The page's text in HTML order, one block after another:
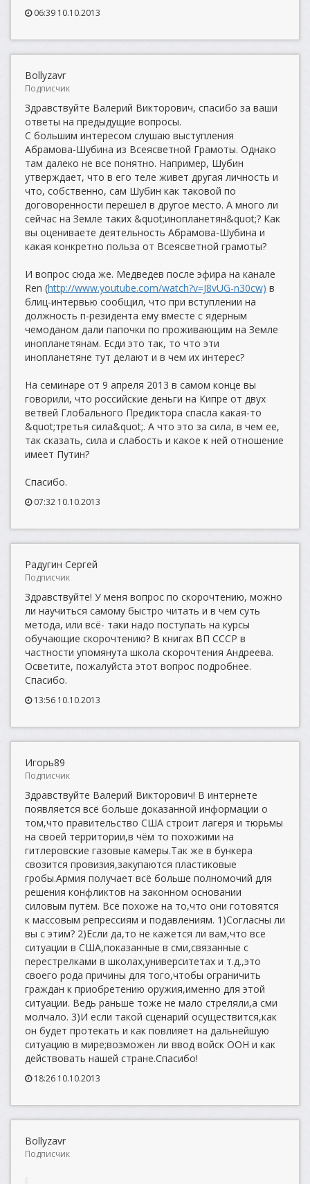
06:39 10.10.2013
Bollyzavr
Подписчик
Здравствуйте Валерий Викторович, спасибо за ваши
ответы на предыдущие вопросы.
С большим интересом слушаю выступления
Абрамова-Шубина из Всеясветной Грамоты. Однако
там далеко не все понятно. Например, Шубин
утверждает, что в его теле живет другая личность и
что, собственно, сам Шубин как таковой по
договоренности перешел в другое место. А много ли
сейчас на Земле таких &quot;инопланетян&quot;? Как
вы оцениваете деятельность Абрамова-Шубина и
какая конкретно польза от Всеясветной грамоты?
И вопрос сюда же. Медведев после эфира на канале
Ren (http://www.youtube.com/watch?v=J8vUG-n30cw) в
блиц-интервью сообщил, что при вступлении на
должность п-резидента ему вместе с ядерным
чемоданом дали папочки по проживающим на Земле
инопланетянам. Есди это так, то что эти
инопланетяне тут делают и в чем их интерес?
На семинаре от 9 апреля 2013 в самом конце вы
говорили, что российские деньги на Кипре от двух
ветвей Глобального Предиктора спасла какая-то
&quot;третья сила&quot;. А что это за сила, в чем ее,
так сказать, сила и слабость и какое к ней отношение
имеет Путин?
Спасибо.
07:32 10.10.2013
Радугин Сергей
Подписчик
Здравствуйте! У меня вопрос по скорочтению, можно
ли научиться самому быстро читать и в чем суть
метода, или всё- таки надо поступать на курсы
обучающие скорочтению? В книгах ВП СССР в
частности упомянута школа скорочтения Андреева.
Осветите, пожалуйста этот вопрос подробнее.
Спасибо.
13:56 10.10.2013
Игорь89
Подписчик
Здравствуйте Валерий Викторович! В интернете
появляется всё больше доказанной информации о
том,что правительство США строит лагеря и тюрьмы
на своей территории,в чём то похожими на
гитлеровские газовые камеры.Так же в бункера
свозится провизия,закупаются пластиковые
гробы.Армия получает всё больше полномочий для
решения конфликтов на законном основании
силовым путём. Всё похоже на то,что они готовятся
к массовым репрессиям и подавлениям. 1)Согласны ли
вы с этим? 2)Если да,то не кажется ли вам,что все
ситуации в США,показанные в сми,связанные с
перестрелками в школах,университетах и т.д.,это
своего рода причины для того,чтобы ограничить
граждан к приобретению оружия,именно для этой
ситуации. Ведь раньше тоже не мало стреляли,а сми
молчало. 3)И если такой сценарий осуществится,как
он будет протекать и как повлияет на дальнейшую
ситуацию в мире;возможен ли ввод войск ООН и как
действовать нашей стране.Спасибо!
18:26 10.10.2013
Bollyzavr
Подписчик